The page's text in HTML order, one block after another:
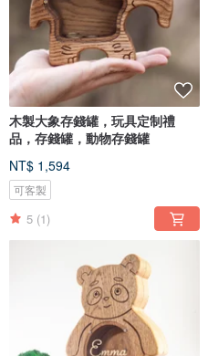
木製大象存錢罐，玩具定制禮
品，存錢罐，動物存錢罐
NT$ 1,594
可客製
5 (1)